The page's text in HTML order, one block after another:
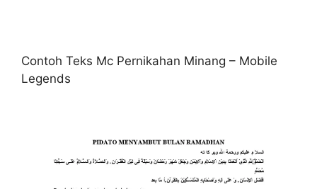
Contoh Teks Mc Pernikahan Minang – Mobile
Legends